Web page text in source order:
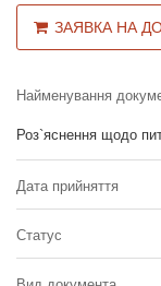
ЗАЯВКА НА
Найменування
Роз`яснення щодо
Дата прийняття
Статус